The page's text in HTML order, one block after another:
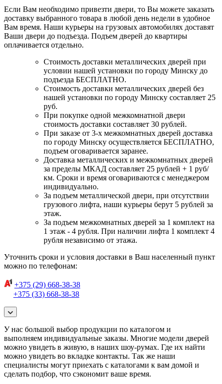
Если Вам необходимо привезти двери, то Вы можете заказать
доставку выбранного товара в любой день недели в удобное
Вам время. Наши курьеры на грузовых автомобилях доставят
Ваши двери до подъезда. Подъем дверей до квартиры
оплачивается отдельно.
Стоимость доставки металлических дверей при
условии нашей установки по городу Минску до
подъезда БЕСПЛАТНО.
Стоимость доставки металлических дверей без
нашей установки по городу Минску составляет 25
руб.
При покупке одной межкомнатной двери
стоимость доставки составляет 30 рублей.
При заказе от 3-х межкомнатных дверей доставка
по городу Минску осуществляется БЕСПЛАТНО,
подъем оговаривается заранее.
Доставка металлических и межкомнатных дверей
за пределы МКАД составляет 25 рублей + 1 руб/
км. Сроки и время оговариваются с менеджером
индивидуально.
За подъем металлической двери, при отсутствии
грузового лифта, наши курьеры берут 5 рублей за
этаж.
За подъем межкомнатных дверей за 1 комплект на
1 этаж - 4 рубля. При наличии лифта 1 комплект 4
рубля независимо от этажа.
Уточнить сроки и условия доставки в Ваш населенный пункт
можно по телефонам:
+375 (29) 668-38-38
+375 (33) 668-38-38
У нас большой выбор продукции по каталогом и
выполняем индивидуальные заказы. Многие модели дверей
можно увидеть в живую, в наших шоу-румах. Где их найти
можно увидеть во вкладке контакты. Так же наши
специалисты могут приехать с каталогами к вам домой и
сделать подбор, что сэкономит ваше время.